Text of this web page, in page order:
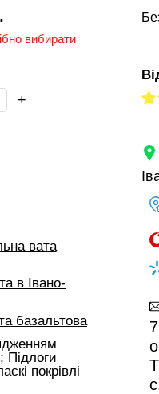
вибирати
+
вата
в Івано-
базальтова
Підлоги
покрівлі